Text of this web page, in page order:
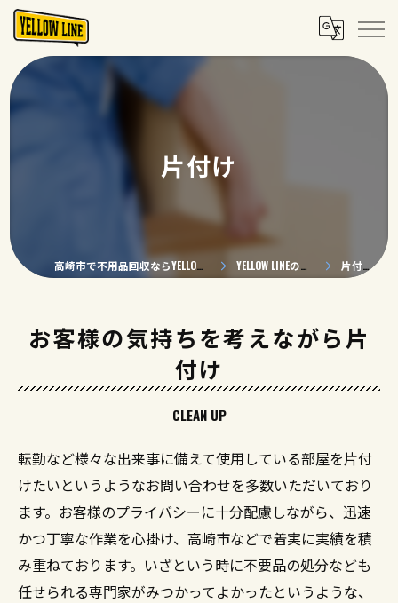
片付け
高崎市で不用品回収ならYELLOW LINE YELLOW LINEの特徴 片付け
お客様の気持ちを考えながら片
付け
CLEAN UP
転勤など様々な出来事に備えて使用している部屋を片付
けたいというようなお問い合わせを多数いただいており
ます。お客様のプライバシーに十分配慮しながら、迅速
かつ丁寧な作業を心掛け、高崎市などで着実に実績を積
み重ねております。いざという時に不要品の処分なども
任せられる専門家がみつかってよかったというような、